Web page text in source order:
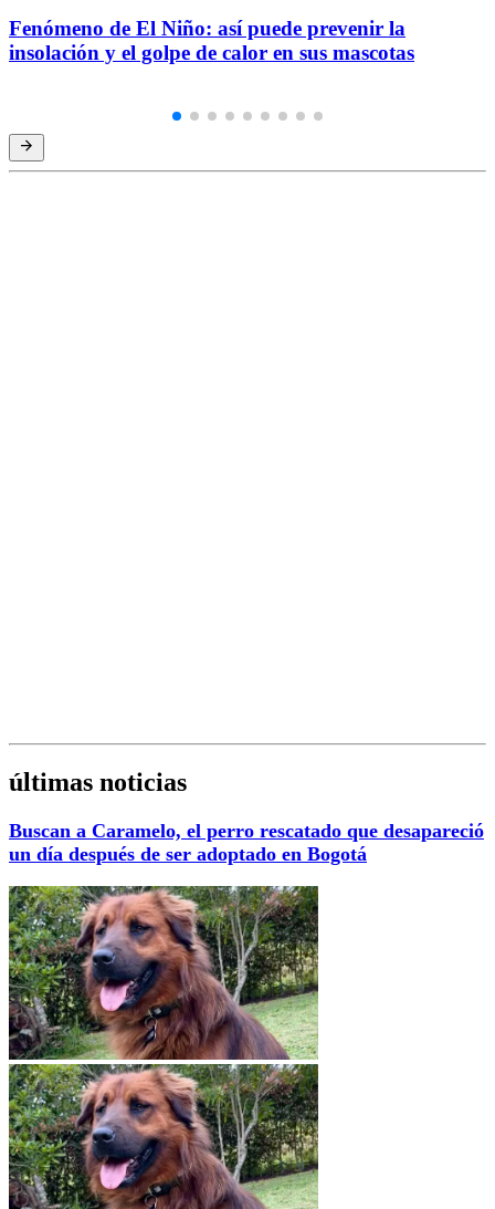
Fenómeno de El Niño: así puede prevenir la
insolación y el golpe de calor en sus mascotas
últimas noticias
Buscan a Caramelo, el perro rescatado que desapareció
un día después de ser adoptado en Bogotá